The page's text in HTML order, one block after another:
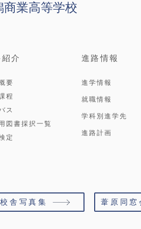
商業高等学校
介
要
程
ス
図書採択一覧
定
進路情報
進学情報
就職情報
学科別進学先
進路計画
舎写真集 葦原同窓